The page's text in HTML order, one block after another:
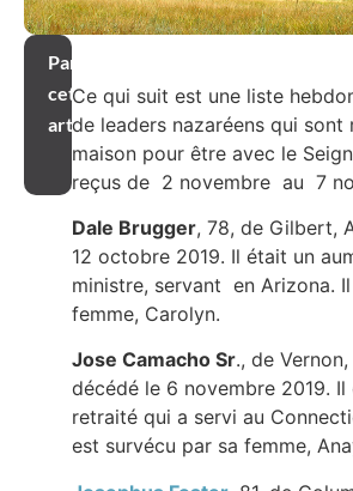
Partager
cet
article
Ce qui suit est une liste
de leaders nazaréens qui sont
maison pour être avec le
reçus de 2 novembre au 7
Dale Brugger, 78, de Gilbert,
12 octobre 2019. Il était un
ministre, servant en Arizona.
femme, Carolyn.
Jose Camacho Sr., de
décédé le 6 novembre 2019.
retraité qui a servi au
est survécu par sa femme,